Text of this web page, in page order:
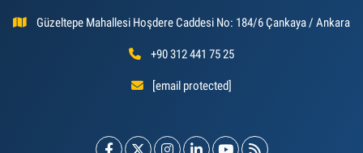
Güzeltepe Mahallesi Hoşdere Caddesi No: 184/6 Çankaya / Ankara
+90 312 441 75 25
[email protected]